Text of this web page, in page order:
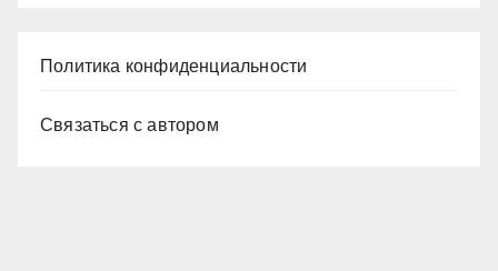
Политика конфиденциальности
Связаться с автором